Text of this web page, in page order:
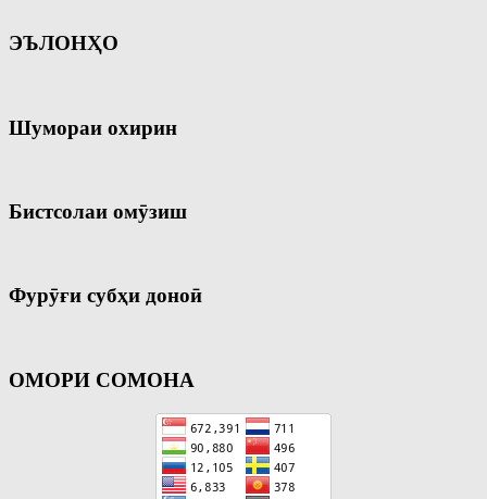
ЭЪЛОНҲО
Шумораи охирин
Бистсолаи омӯзиш
Фурӯғи субҳи доноӣ
ОМОРИ СОМОНА